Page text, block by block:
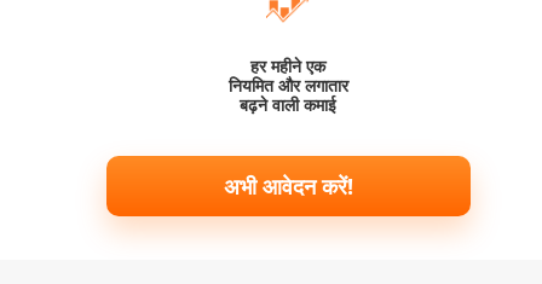
हर महीने एक
नियमित और लगातार
बढ़ने वाली कमाई
अभी आवेदन करें!